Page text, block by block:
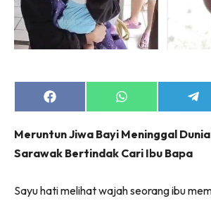
Share
on
Share
on
on
Meruntun Jiwa Bayi Meninggal
Sarawak Bertindak Cari Ibu Bapa
Sayu hati melihat wajah seorang ibu